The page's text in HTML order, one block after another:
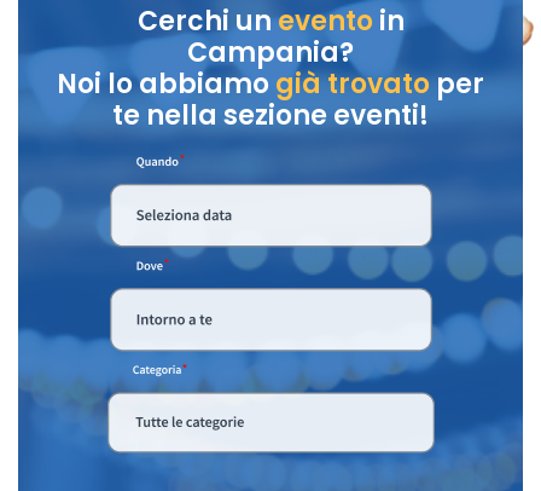
Cerchi unevento in
Campania?
Noi lo abbiamo già trovatoper
te nella sezione eventi!